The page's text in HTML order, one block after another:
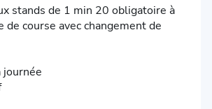
stands de 1 min 20 obligatoire à
de course avec changement de
journée